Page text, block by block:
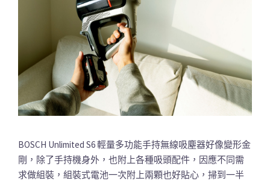
BOSCH Unlimited S6 輕量多功能手持無線吸塵器好像變形金
剛，除了手持機身外，也附上各種吸頭配件，因應不同需
求做組裝，組裝式電池一次附上兩顆也好貼心，掃到一半